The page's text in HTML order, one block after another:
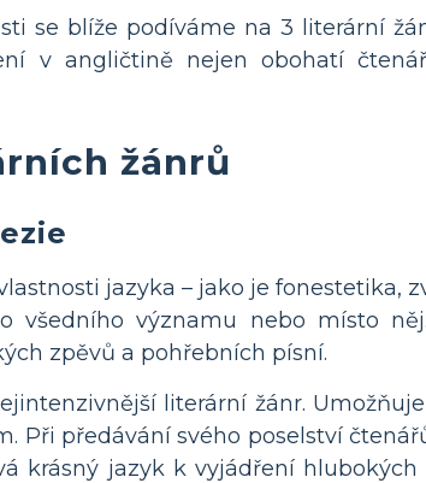
se blíže podíváme na 3 literární
v angličtině nejen obohatí
žánrů
jazyka – jako je fonestetika,
všedního významu nebo místo
zpěvů a pohřebních písní.
literární žánr.
Při předávání svého poselství
krásný jazyk k vyjádření